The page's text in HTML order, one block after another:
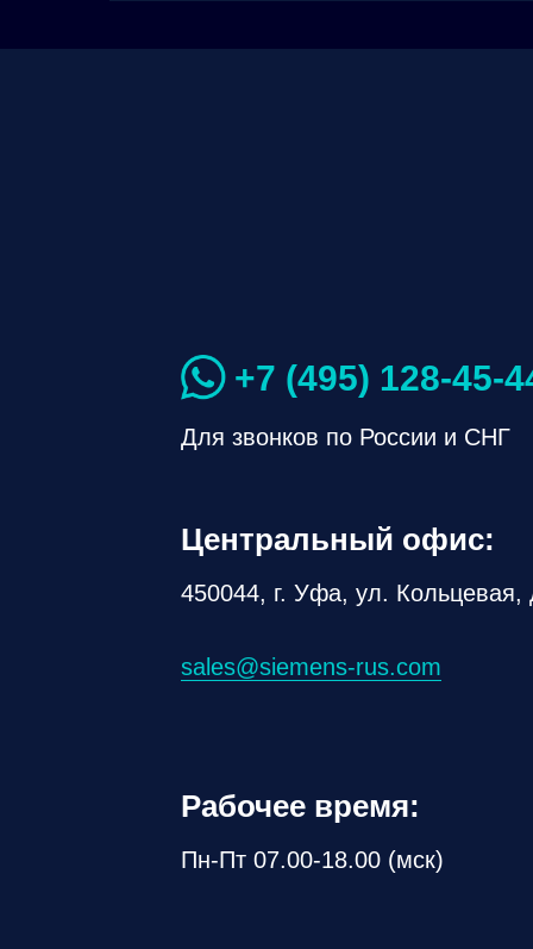
Для звонков по России и СНГ
+7 (495) 128-45-
450044, г. Уфа, ул. Кольцевая,
sales@siemens-rus.com
Центральный офис:
Пн-Пт 07.00-18.00 (мск)
Рабочее время: